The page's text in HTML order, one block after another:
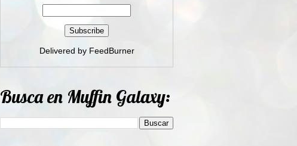
Delivered by FeedBurner
Busca en Muffin Galaxy: